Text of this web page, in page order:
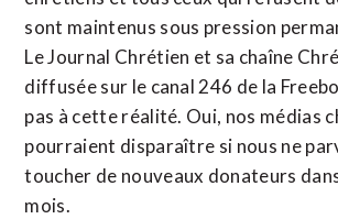
sont maintenus sous pression
Le Journal Chrétien et sa chaîne
diffusée sur le canal 246 de la
pas à cette réalité. Oui, nos médias
pourraient disparaître si nous ne
toucher de nouveaux donateurs
mois.